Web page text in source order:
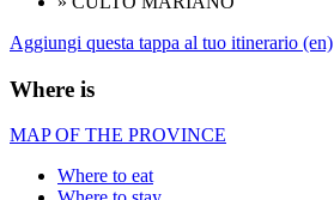
Aggiungi questa tappa al tuo itinerario (en)
Where is
MAP OF THE PROVINCE
Where to eat